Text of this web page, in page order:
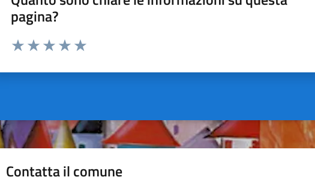
pagina?
Valuta da 1 a 5 stelle la pagina
Contatta il comune